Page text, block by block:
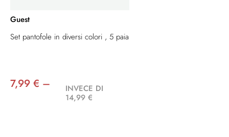
Guest
Set pantofole in diversi colori , 5 paia
7,99 € –
INVECE DI
14,99 €